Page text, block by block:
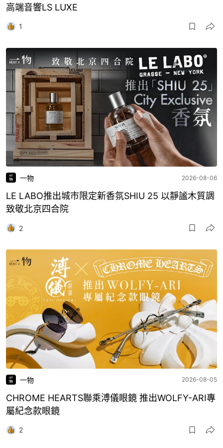
高端音響LS LUXE
1
一物 2026-08-06
LE LABO推出城市限定新香氛SHIU 25 以靜謐木質調
致敬北京四合院
2
一物 2026-08-05
CHROME HEARTS聯乘溥儀眼鏡 推出WOLFY-ARI專
屬紀念款眼鏡
2